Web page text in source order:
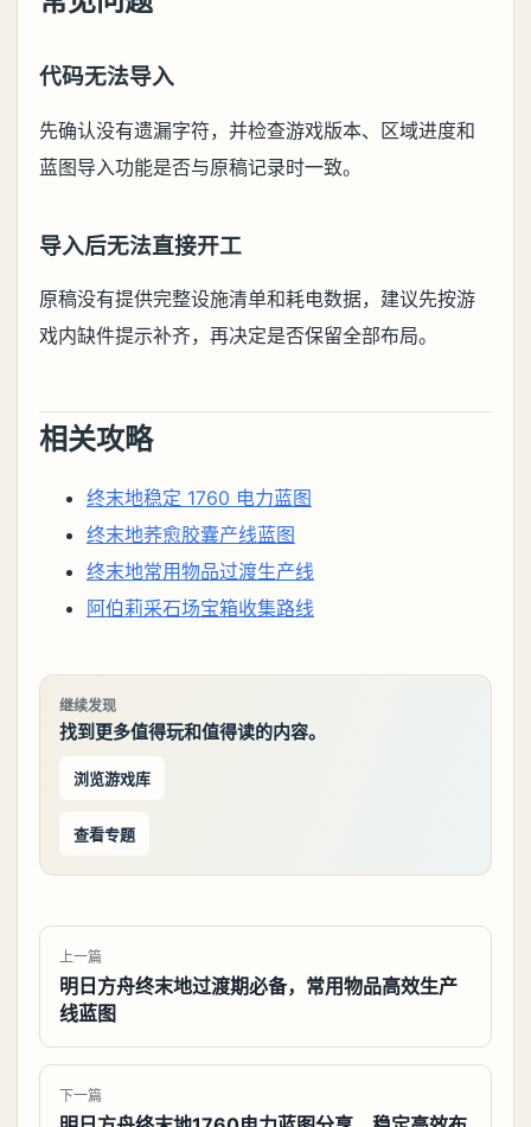
代码无法导入
先确认没有遗漏字符，并检查游戏版本、区域进度和
蓝图导入功能是否与原稿记录时一致。
导入后无法直接开工
原稿没有提供完整设施清单和耗电数据，建议先按游
戏内缺件提示补齐，再决定是否保留全部布局。
相关攻略
终末地稳定 1760 电力蓝图
终末地荞愈胶囊产线蓝图
终末地常用物品过渡生产线
阿伯莉采石场宝箱收集路线
继续发现
找到更多值得玩和值得读的内容。
浏览游戏库
查看专题
上一篇
明日方舟终末地过渡期必备，常用物品高效生产
线蓝图
下一篇